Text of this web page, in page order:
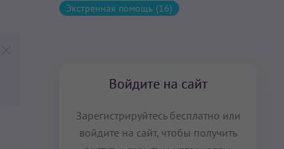
Экстренная помощь (16)
Войдите на сайт
Зарегистрируйтесь бесплатно или
войдите на сайт, чтобы получить